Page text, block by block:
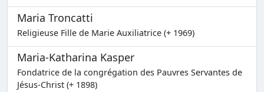
Maria Troncatti
Religieuse Fille de Marie Auxiliatrice (+ 1969)
Maria-Katharina Kasper
Fondatrice de la congrégation des Pauvres Servantes de
Jésus-Christ (+ 1898)